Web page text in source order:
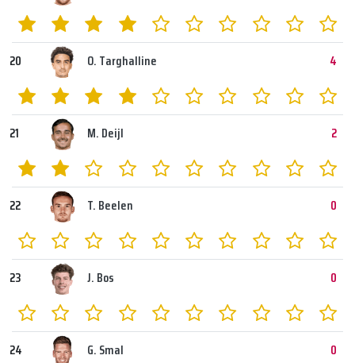
20 O. Targhalline 4
21 M. Deijl 2
22 T. Beelen 0
23 J. Bos 0
24 G. Smal 0